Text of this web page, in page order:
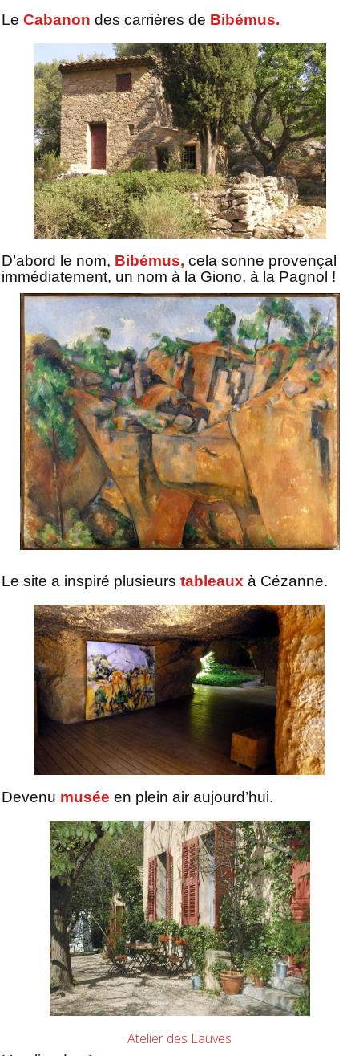
Le Cabanon des carrières de Bibémus.
D’abord le nom, Bibémus, cela sonne provençal
immédiatement, un nom à la Giono, à la Pagnol !
Le site a inspiré plusieurs tableaux à Cézanne.
Devenu musée en plein air aujourd’hui.
Atelier des Lauves